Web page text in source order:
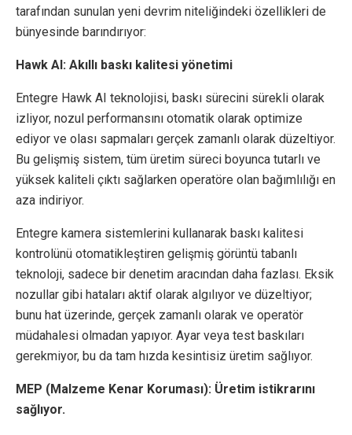
tarafından sunulan yeni devrim niteliğindeki özellikleri de
bünyesinde barındırıyor:
Hawk AI: Akıllı baskı kalitesi yönetimi
Entegre Hawk AI teknolojisi, baskı sürecini sürekli olarak
izliyor, nozul performansını otomatik olarak optimize
ediyor ve olası sapmaları gerçek zamanlı olarak düzeltiyor.
Bu gelişmiş sistem, tüm üretim süreci boyunca tutarlı ve
yüksek kaliteli çıktı sağlarken operatöre olan bağımlılığı en
aza indiriyor.
Entegre kamera sistemlerini kullanarak baskı kalitesi
kontrolünü otomatikleştiren gelişmiş görüntü tabanlı
teknoloji, sadece bir denetim aracından daha fazlası. Eksik
nozullar gibi hataları aktif olarak algılıyor ve düzeltiyor;
bunu hat üzerinde, gerçek zamanlı olarak ve operatör
müdahalesi olmadan yapıyor. Ayar veya test baskıları
gerekmiyor, bu da tam hızda kesintisiz üretim sağlıyor.
MEP (Malzeme Kenar Koruması): Üretim istikrarını
sağlıyor.